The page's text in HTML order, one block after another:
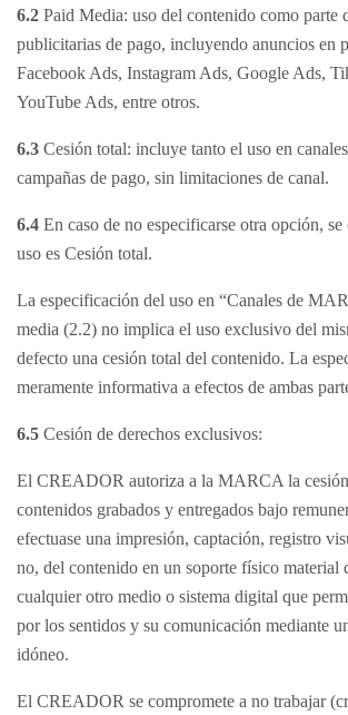
6.2 Paid Media: uso del contenido como parte
publicitarias de pago, incluyendo anuncios en
Facebook Ads, Instagram Ads, Google Ads,
YouTube Ads, entre otros.
6.3 Cesión total: incluye tanto el uso en
campañas de pago, sin limitaciones de canal.
6.4 En caso de no especificarse otra opción, se
uso es Cesión total.
La especificación del uso en “Canales de
media (2.2) no implica el uso exclusivo del
defecto una cesión total del contenido. La
meramente informativa a efectos de ambas
6.5 Cesión de derechos exclusivos:
El CREADOR autoriza a la MARCA la
contenidos grabados y entregados bajo
efectuase una impresión, captación, registro
no, del contenido en un soporte físico material
cualquier otro medio o sistema digital que
por los sentidos y su comunicación mediante
idóneo.
El CREADOR se compromete a no trabajar